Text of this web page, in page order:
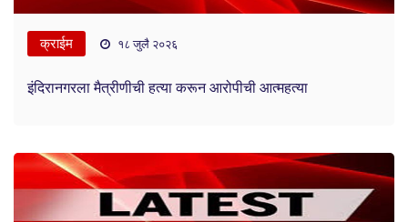
क्राईम १८ जुलै २०२६
इंदिरानगरला मैत्रीणीची हत्या करून आरोपीची आत्महत्या